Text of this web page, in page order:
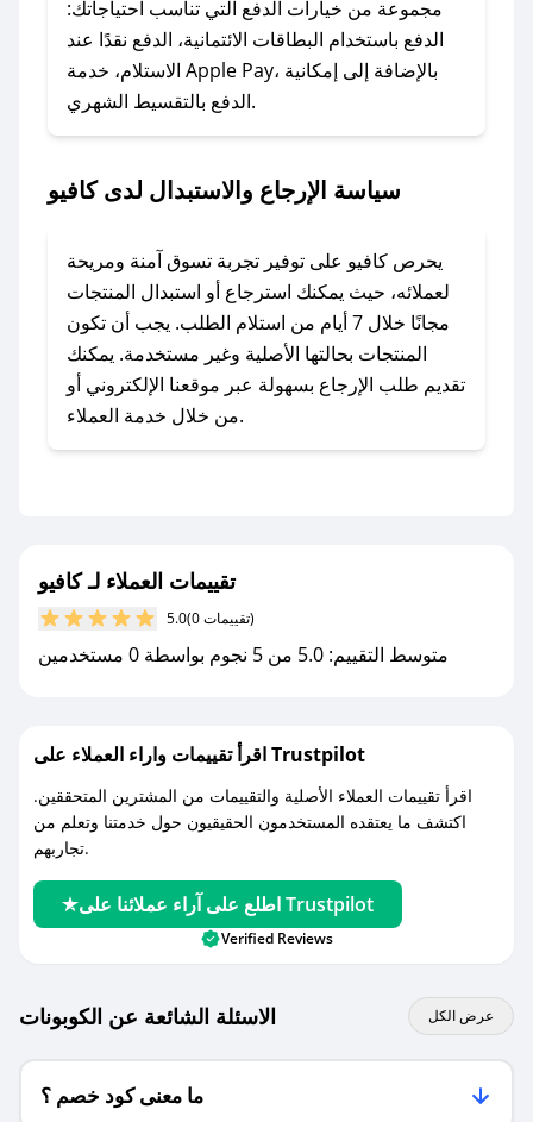
وسنقوم بحل المشكلة في أسرع وقت ممكن.
### ماذا أفعل إذا لم أجد كود خصم لمتجري
المفضل؟
في حال عدم توفر كوبونات لمتجرك المفضل، يمكنك
أسرع وقت ممكن.
### كيف تحصل على كوبونات خصم حصرية من
كافيو؟
للحصول على كوبونات وخصومات حصرية، قم بما
يلي:
- اضغط على أيقونة متابعة لمتجر كافيو في تطبيق
صحصح.
مع صحصح، تسوق بذكاء ووفّر على كل مشترياتك مع
مجموعة من خيارات الدفع التي تناسب احتياجاتك:
الدفع باستخدام البطاقات الائتمانية، الدفع نقدًا عند
الاستلام، خدمة Apple Pay، بالإضافة إلى إمكانية
الدفع بالتقسيط الشهري.
سياسة الإرجاع والاستبدال لدى كافيو
يحرص كافيو على توفير تجربة تسوق آمنة ومريحة
لعملائه، حيث يمكنك استرجاع أو استبدال المنتجات
مجانًا خلال 7 أيام من استلام الطلب. يجب أن تكون
المنتجات بحالتها الأصلية وغير مستخدمة. يمكنك
تقديم طلب الإرجاع بسهولة عبر موقعنا الإلكتروني أو
من خلال خدمة العملاء.
تقييمات العملاء لـ كافيو
5.0 (0 تقييمات)
متوسط التقييم: 5.0 من 5 نجوم بواسطة 0 مستخدمين
اقرأ تقييمات واراء العملاء على Trustpilot
اقرأ تقييمات العملاء الأصلية والتقييمات من المشترين المتحققين.
اكتشف ما يعتقده المستخدمون الحقيقيون حول خدمتنا وتعلم من
تجاربهم.
اطلع على آراء عملائنا على Trustpilot
Verified Reviews
الاسئلة الشائعة عن الكوبونات عرض الكل
ما معنى كود خصم ؟